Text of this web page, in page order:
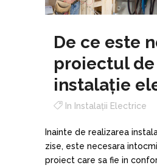
De ce este
proiectul de
instalație
In Instalații Electrice
Inainte de realizarea
zise, este necesara
proiect care sa fie in